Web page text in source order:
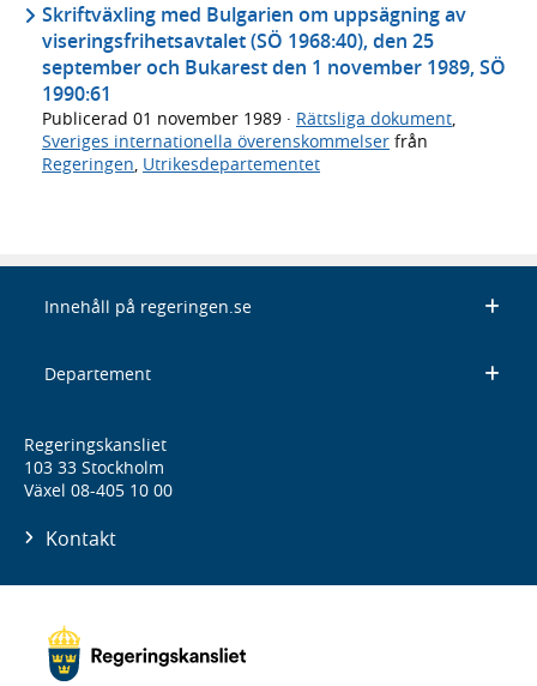
Skriftväxling med Bulgarien om uppsägning av
viseringsfrihetsavtalet (SÖ 1968:40), den 25
september och Bukarest den 1 november 1989, SÖ
1990:61
Publicerad 01 november 1989 · Rättsliga dokument,
Sveriges internationella överenskommelser från
Regeringen, Utrikesdepartementet
Innehåll på regeringen.se
Departement
Regeringskansliet
103 33 Stockholm
Växel 08-405 10 00
Kontakt